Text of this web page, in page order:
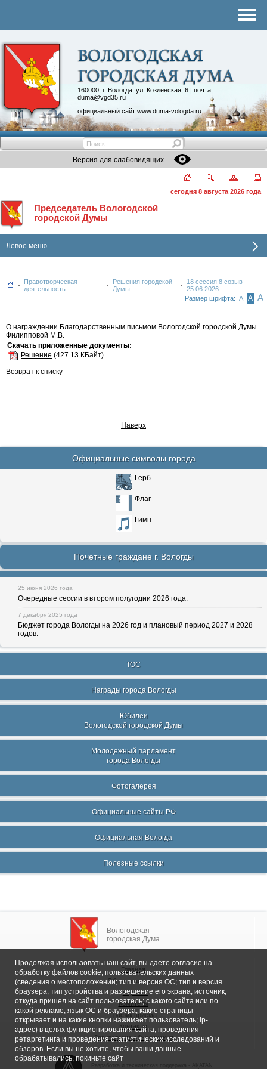
160000, г. Вологда, ул. Козленская, 6 | почта:
duma@vgd35.ru
официальный сайт www.duma-vologda.ru
Контакты
Депутатские объединения
Версия для слабовидящих
сегодня 8 августа 2026 года
Председатель Вологодской
городской Думы
Левое меню
Правотворческая
деятельность
Решения городской
Думы
18 сессия 8 созыв
25.06.2026
Размер шрифта: А А А
О награждении Благодарственным письмом Вологодской городской Думы
Филипповой М.В.
Скачать приложенные документы:
Решение (427.13 КБайт)
Возврат к списку
Наверх
Официальные символы города
Герб
Флаг
Гимн
Почетные граждане г. Вологды
25 июня 2026 года
Очередные сессии в втором полугодии 2026 года.
7 декабря 2025 года
Бюджет города Вологды на 2026 год и плановый период 2027 и 2028
годов.
ТОС
Награды города Вологды
Юбилеи
Вологодской городской Думы
Молодежный парламент
города Вологды
Фотогалерея
Официальные сайты РФ
Официальная Вологда
Полезные ссылки
Вологодская
городская Дума
Главная
Общие сведения
Депутаты
Комитеты
График приема
Контакты
Депутатские объединения
Продолжая использовать наш сайт, вы даете согласие на
обработку файлов cookie, пользовательских данных
(сведения о местоположении; тип и версия ОС; тип и версия
браузера; тип устройства и разрешение его экрана; источник,
откуда пришел на сайт пользователь; с какого сайта или по
какой рекламе; язык ОС и браузера; какие страницы
открывает и на какие кнопки нажимает пользователь; ip-
адрес) в целях функционирования сайта, проведения
ретаргетинга и проведения статистических исследований и
обзоров. Если вы не хотите, чтобы ваши данные
обрабатывались, покиньте сайт